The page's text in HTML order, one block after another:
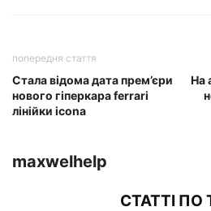
попередня стаття
Стала відома дата прем’єри
нового гіперкара ferrari
лінійки icona
На
maxwelhelp
СТАТТІ ПО